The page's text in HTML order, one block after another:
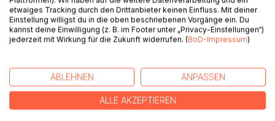
Brigitte Frehsee's figurine Darstellungen von Frauen, die
durch Körpersprache Befindlichkeiten vermitteln, werden in
verschiedenen Malstilen auf Leinwand gebracht.
verhängnisvoll, dramatisch auch verspielt.
AUTOR/IN
etwaiges Tracking durch den Drittanbieter keinen Einfluss. Mit deiner
Einstellung willigst du in die oben beschriebenen Vorgänge ein. Du
kannst deine Einwilligung (z. B. im Footer unter „Privacy-Einstellungen“)
jederzeit mit Wirkung für die Zukunft widerrufen. (BoD-Impressum)
ABLEHNEN ANPASSEN
ALLE AKZEPTIEREN